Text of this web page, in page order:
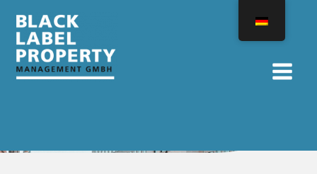
Inhalt
springen